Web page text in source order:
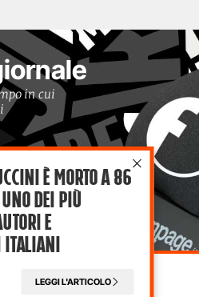
in cui
è morto a 86
dei più
e
LEGGI L'ARTICOLO